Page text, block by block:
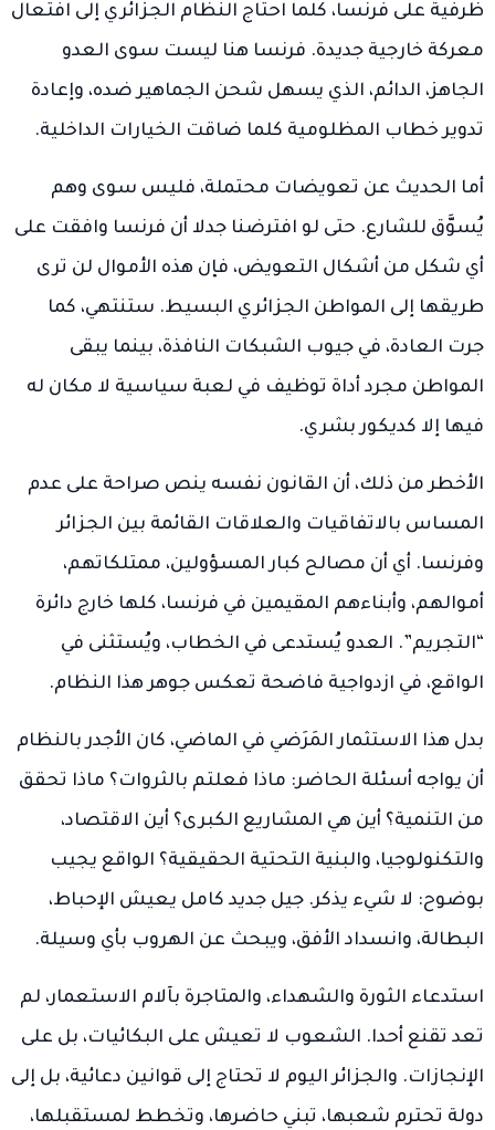
ظرفية على فرنسا، كلما احتاج النظام الجزائري إلى افتعال
معركة خارجية جديدة. فرنسا هنا ليست سوى العدو
الجاهز، الدائم، الذي يسهل شحن الجماهير ضده، وإعادة
تدوير خطاب المظلومية كلما ضاقت الخيارات الداخلية.
أما الحديث عن تعويضات محتملة، فليس سوى وهم
يُسوَّق للشارع. حتى لو افترضنا جدلا أن فرنسا وافقت على
أي شكل من أشكال التعويض، فإن هذه الأموال لن ترى
طريقها إلى المواطن الجزائري البسيط. ستنتهي، كما
جرت العادة، في جيوب الشبكات النافذة، بينما يبقى
المواطن مجرد أداة توظيف في لعبة سياسية لا مكان له
فيها إلا كديكور بشري.
الأخطر من ذلك، أن القانون نفسه ينص صراحة على عدم
المساس بالاتفاقيات والعلاقات القائمة بين الجزائر
وفرنسا. أي أن مصالح كبار المسؤولين، ممتلكاتهم،
أموالهم، وأبناءهم المقيمين في فرنسا، كلها خارج دائرة
“التجريم”. العدو يُستدعى في الخطاب، ويُستثنى في
الواقع، في ازدواجية فاضحة تعكس جوهر هذا النظام.
بدل هذا الاستثمار المَرَضي في الماضي، كان الأجدر بالنظام
أن يواجه أسئلة الحاضر: ماذا فعلتم بالثروات؟ ماذا تحقق
من التنمية؟ أين هي المشاريع الكبرى؟ أين الاقتصاد،
والتكنولوجيا، والبنية التحتية الحقيقية؟ الواقع يجيب
بوضوح: لا شيء يذكر. جيل جديد كامل يعيش الإحباط،
البطالة، وانسداد الأفق، ويبحث عن الهروب بأي وسيلة.
استدعاء الثورة والشهداء، والمتاجرة بآلام الاستعمار، لم
تعد تقنع أحدا. الشعوب لا تعيش على البكائيات، بل على
الإنجازات. والجزائر اليوم لا تحتاج إلى قوانين دعائية، بل إلى
دولة تحترم شعبها، تبني حاضرها، وتخطط لمستقبلها،